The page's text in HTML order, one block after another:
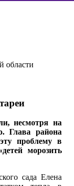
области
несмотря на
Глава района
проблему в
морозить
сада Елена